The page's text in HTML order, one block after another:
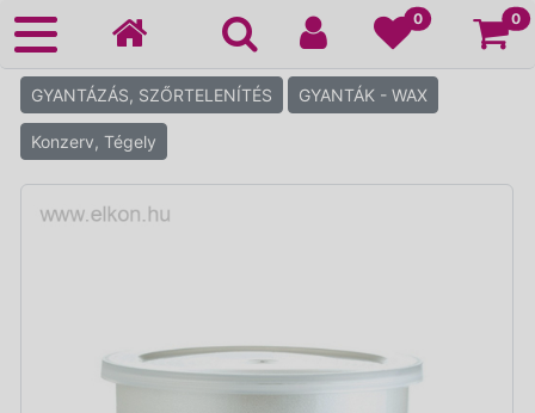
0 0
GYANTÁZÁS, SZŐRTELENÍTÉS GYANTÁK - WAX
Konzerv, Tégely